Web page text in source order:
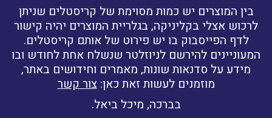
בין המוצרים יש כמות מסוימת של קריסטלים שניתן
לרכוש אצלי בקליניקה, בגלריית המוצרים יהיה קישור
לדף הפייסבוק בו יש פירוט של אותם קריסטלים.
המעוניינים להירשם לניוזלטר שנשלח אחת לחודש ובו
מידע על סדנאות שונות, מאמרים וחידושים באתר,
מוזמנים לעשות זאת כאן:צור קשר
בברכה, מיכל ביאל.